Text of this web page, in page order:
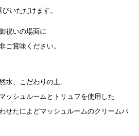
いただけます。
祝いの場面に
ご賞味ください。
水、こだわりの土、
ッシュルームとトリュフを使用した
せたによどマッシュルームのクリームパ